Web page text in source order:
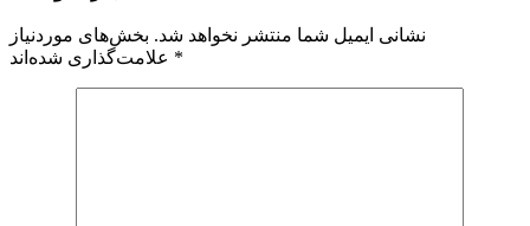
نشانی ایمیل شما منتشر نخواهد شد. بخش‌های موردنیاز
*